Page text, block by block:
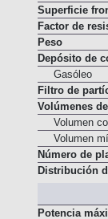
Coeficiente Cx
Superficie
Factor de
Peso
Depósito de
Gasóleo
Filtro de
Volúmenes
Volumen
Volumen
Número de